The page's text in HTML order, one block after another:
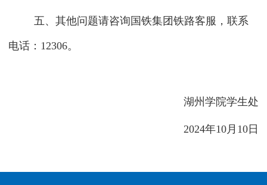
五、其他问题请咨询国铁集团铁路客服，联系
电话： 12306。
湖州学院学生处
2024年10月10日